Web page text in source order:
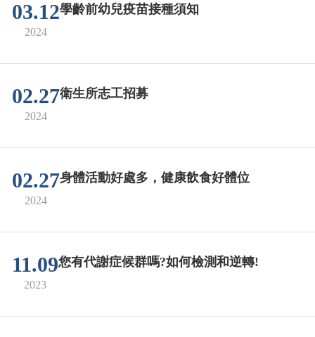
03.12
2024
學齡前幼兒疫苗接種須知
02.27
2024
衛生所志工招募
02.27
2024
身體活動好處多，健康飲食好體位
11.09
2023
您有代謝症候群嗎?如何檢測和逆轉!